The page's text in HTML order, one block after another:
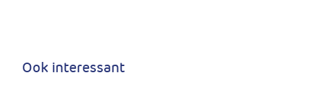
Ook interessant